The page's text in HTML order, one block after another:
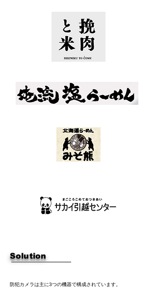
​Solution
防犯カメラは主に3つの機器で構成されています。